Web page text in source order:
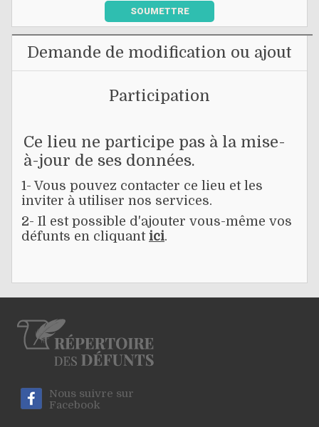
SOUMETTRE
Demande de modification ou ajout
Participation
Ce lieu ne participe pas à la mise-
à-jour de ses données.
1- Vous pouvez contacter ce lieu et les
inviter à utiliser nos services.
2- Il est possible d'ajouter vous-même vos
défunts en cliquant ici.
Nous suivre sur
Facebook